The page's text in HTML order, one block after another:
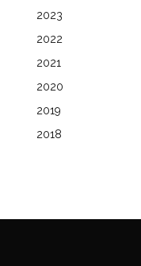
2023
2022
2021
2020
2019
2018